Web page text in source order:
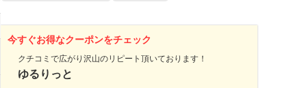
今すぐお得なクーポンをチェック
クチコミで広がり沢山のリピート頂いております！
ゆるりっと